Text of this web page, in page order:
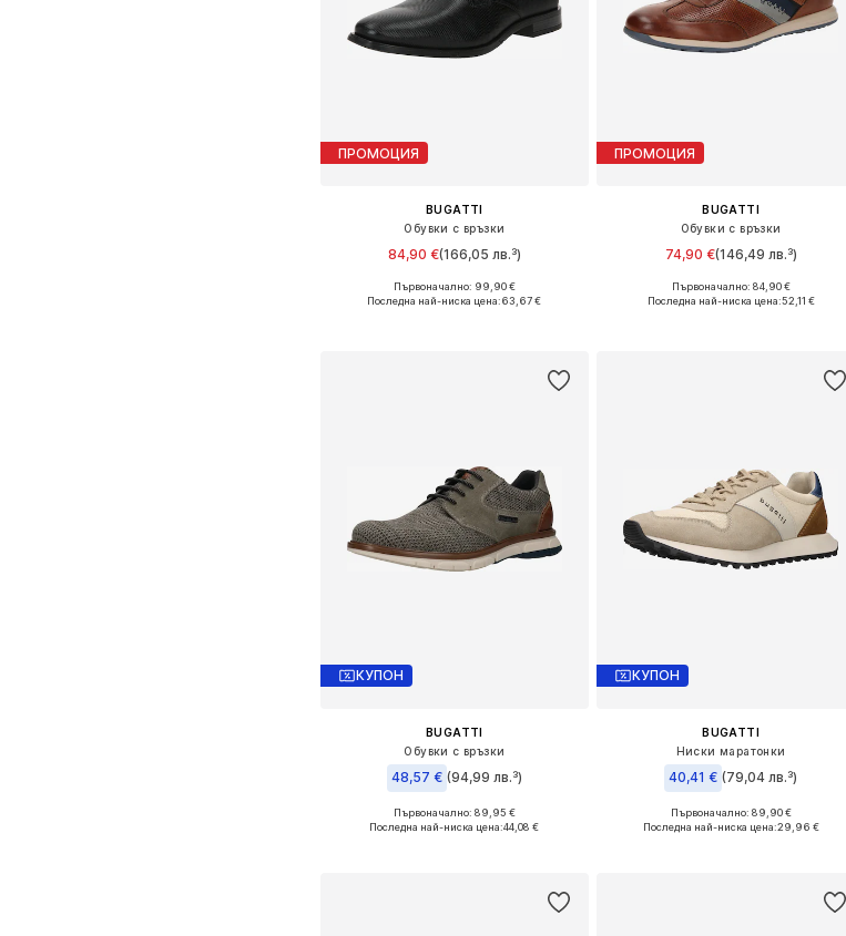
ПРОМОЦИЯ
BUGATTI
Обувки с връзки
84,90 €(166,05 лв.³)
Предлага се в много размери
Първоначално: 99,90 €
Последна най-ниска цена:63,67 €
ПРОМОЦИЯ
BUGATTI
Обувки с връзки
74,90 €(146,49 лв.³)
Предлага се в много размери
Първоначално: 84,90 €
Последна най-ниска цена:52,11 €
КУПОН
BUGATTI
Обувки с връзки
48,57 € (94,99 лв.³)
Налични размери: 40, 41, 42, 43, 44, 46
Първоначално: 89,95 €
Последна най-ниска цена:44,08 €
КУПОН
BUGATTI
Ниски маратонки
40,41 € (79,04 лв.³)
Налични размери: 40, 41, 42, 43, 44, 45
Първоначално: 89,90 €
Последна най-ниска цена:29,96 €